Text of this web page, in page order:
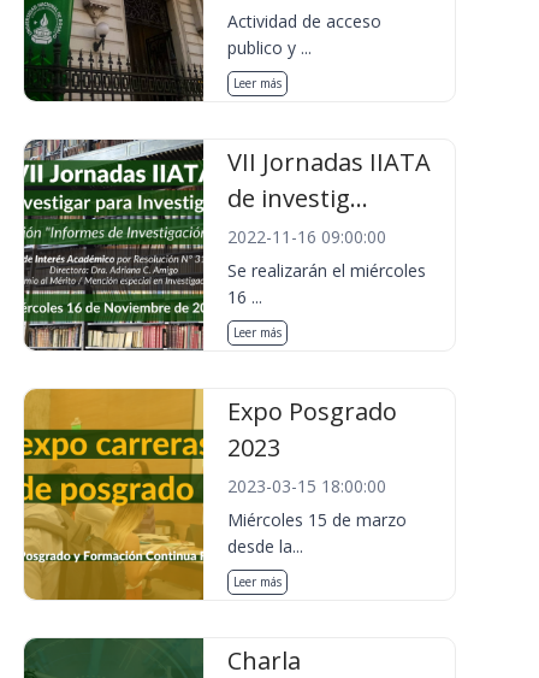
Actividad de acceso
publico y ...
Leer más
VII Jornadas IIATA
de investig...
2022-11-16 09:00:00
Se realizarán el miércoles
16 ...
Leer más
Expo Posgrado
2023
2023-03-15 18:00:00
Miércoles 15 de marzo
desde la...
Leer más
Charla